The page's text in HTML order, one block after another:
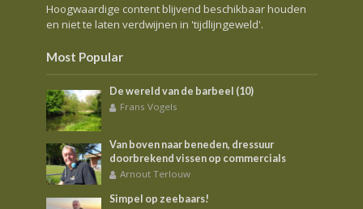
Hoogwaardige content blijvend beschikbaar houden
en niet te laten verdwijnen in 'tijdlijngeweld'.
Most Popular
De wereld van de barbeel (10)
Frans Vogels
Van boven naar beneden, dressuur
doorbrekend vissen op commercials
Arnout Terlouw
Simpel op zeebaars!